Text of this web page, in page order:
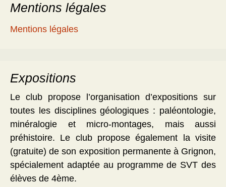
Mentions légales
Mentions légales
Expositions
Le club propose l’organisation d’expositions sur
toutes les disciplines géologiques : paléontologie,
minéralogie et micro-montages, mais aussi
préhistoire. Le club propose également la visite
(gratuite) de son exposition permanente à Grignon,
spécialement adaptée au programme de SVT des
élèves de 4ème.